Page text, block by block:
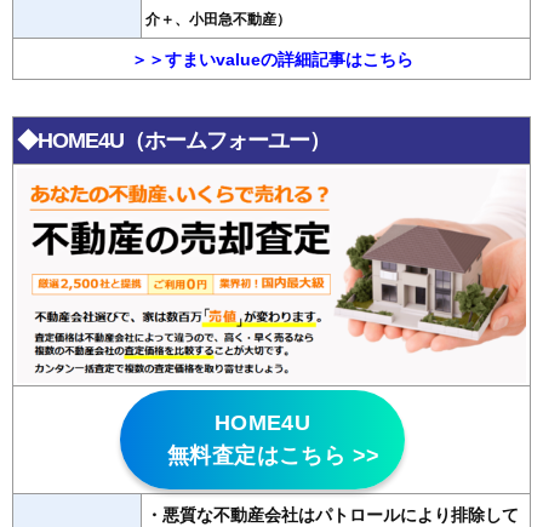
介＋、小田急不動産）
＞＞すまいvalueの詳細記事はこちら
◆HOME4U（ホームフォーユー）
HOME4U
無料査定はこちら >>
・悪質な不動産会社はパトロールにより排除して